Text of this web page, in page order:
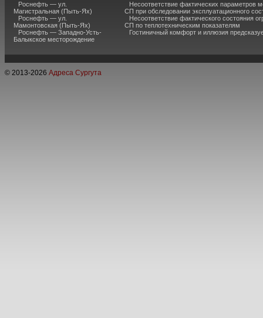
Роснефть — ул.
Магистральная (Пыть-Ях)
Роснефть — ул.
Мамонтовская (Пыть-Ях)
Роснефть — Западно-Усть-
Балыкское месторождение
Несоответствие фактических параметров
СП при обследовании эксплуатационного
Несоответствие фактического состояния
СП по теплотехническим показателям
Гостиничный комфорт и иллюзия
© 2013-2026 Адреса Сургута